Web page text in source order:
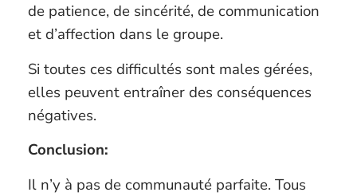
de patience, de sincérité, de communication
et d’affection dans le groupe.
Si toutes ces difficultés sont males gérées,
elles peuvent entraîner des conséquences
négatives.
Conclusion:
Il n’y à pas de communauté parfaite. Tous